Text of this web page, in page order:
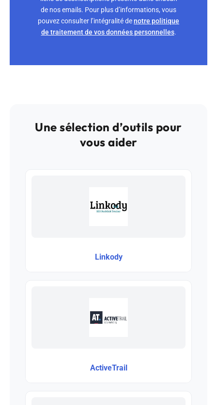
de nos emails. Pour plus d’informations, vous
pouvez consulter l’intégralité denotre politique
de traitement de vos données personnelles.
Une sélection d’outils pour
vous aider
Linkody
ActiveTrail